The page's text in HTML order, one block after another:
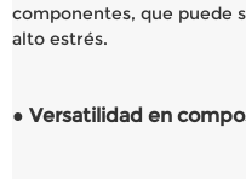
componentes, que puede
alto estrés.
● Versatilidad en